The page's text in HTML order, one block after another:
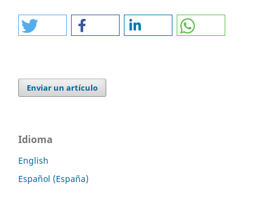
Enviar un artículo
Idioma
English
Español (España)